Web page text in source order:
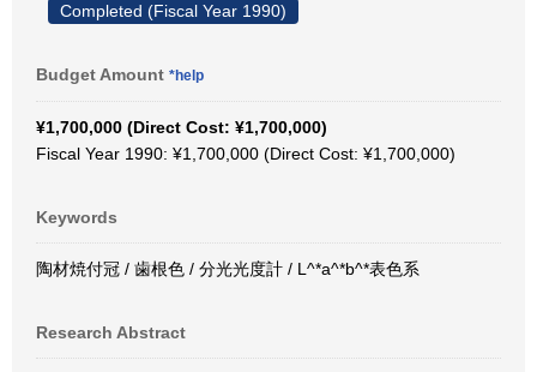
Completed (Fiscal Year 1990)
Budget Amount *help
¥1,700,000 (Direct Cost: ¥1,700,000)
Fiscal Year 1990: ¥1,700,000 (Direct Cost: ¥1,700,000)
Keywords
陶材焼付冠 / 歯根色 / 分光光度計 / L^*a^*b^*表色系
Research Abstract